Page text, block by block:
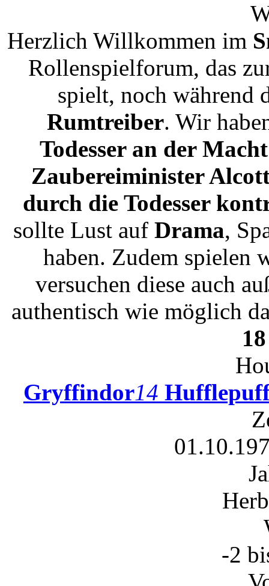
Herzlich Willkommen im
Rollenspielforum, das
spielt, noch während
Rumtreiber. Wir
Todesser an der
Zaubereiminister
durch die Todesser
sollte Lust auf Drama,
haben. Zudem spielen
versuchen diese auch
authentisch wie möglich
Gryffindor14
-2